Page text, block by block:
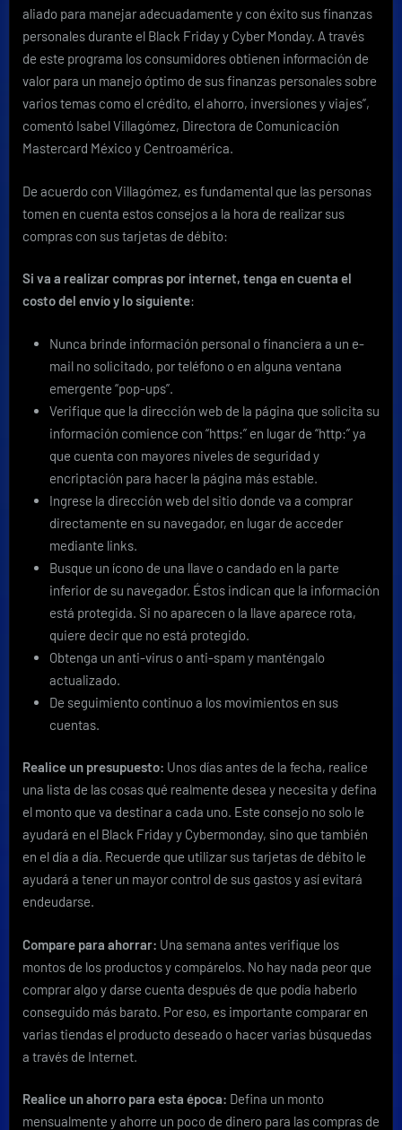
aliado para manejar adecuadamente y con éxito sus finanzas
personales durante el Black Friday y Cyber Monday. A través
de este programa los consumidores obtienen información de
valor para un manejo óptimo de sus finanzas personales sobre
varios temas como el crédito, el ahorro, inversiones y viajes”,
comentó Isabel Villagómez, Directora de Comunicación
Mastercard México y Centroamérica.
De acuerdo con Villagómez, es fundamental que las personas
tomen en cuenta estos consejos a la hora de realizar sus
compras con sus tarjetas de débito:
Si va a realizar compras por internet, tenga en cuenta el
costo del envío y lo siguiente:
Nunca brinde información personal o financiera a un e-
mail no solicitado, por teléfono o en alguna ventana
emergente “pop-ups”.
Verifique que la dirección web de la página que solicita su
información comience con “https:” en lugar de “http:” ya
que cuenta con mayores niveles de seguridad y
encriptación para hacer la página más estable.
Ingrese la dirección web del sitio donde va a comprar
directamente en su navegador, en lugar de acceder
mediante links.
Busque un ícono de una llave o candado en la parte
inferior de su navegador. Éstos indican que la información
está protegida. Si no aparecen o la llave aparece rota,
quiere decir que no está protegido.
Obtenga un anti-virus o anti-spam y manténgalo
actualizado.
De seguimiento continuo a los movimientos en sus
cuentas.
Realice un presupuesto: Unos días antes de la fecha, realice
una lista de las cosas qué realmente desea y necesita y defina
el monto que va destinar a cada uno. Este consejo no solo le
ayudará en el Black Friday y Cybermonday, sino que también
en el día a día. Recuerde que utilizar sus tarjetas de débito le
ayudará a tener un mayor control de sus gastos y así evitará
endeudarse.
Compare para ahorrar: Una semana antes verifique los
montos de los productos y compárelos. No hay nada peor que
comprar algo y darse cuenta después de que podía haberlo
conseguido más barato. Por eso, es importante comparar en
varias tiendas el producto deseado o hacer varias búsquedas
a través de Internet.
Realice un ahorro para esta época: Defina un monto
mensualmente y ahorre un poco de dinero para las compras de